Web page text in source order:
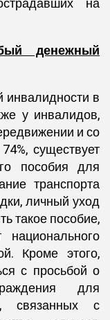
на
денежный
инвалидности в
у инвалидов,
и со
существует
пособия для
транспорта
личный уход
такое пособие,
Кроме этого,
с просьбой о
для
связанных с